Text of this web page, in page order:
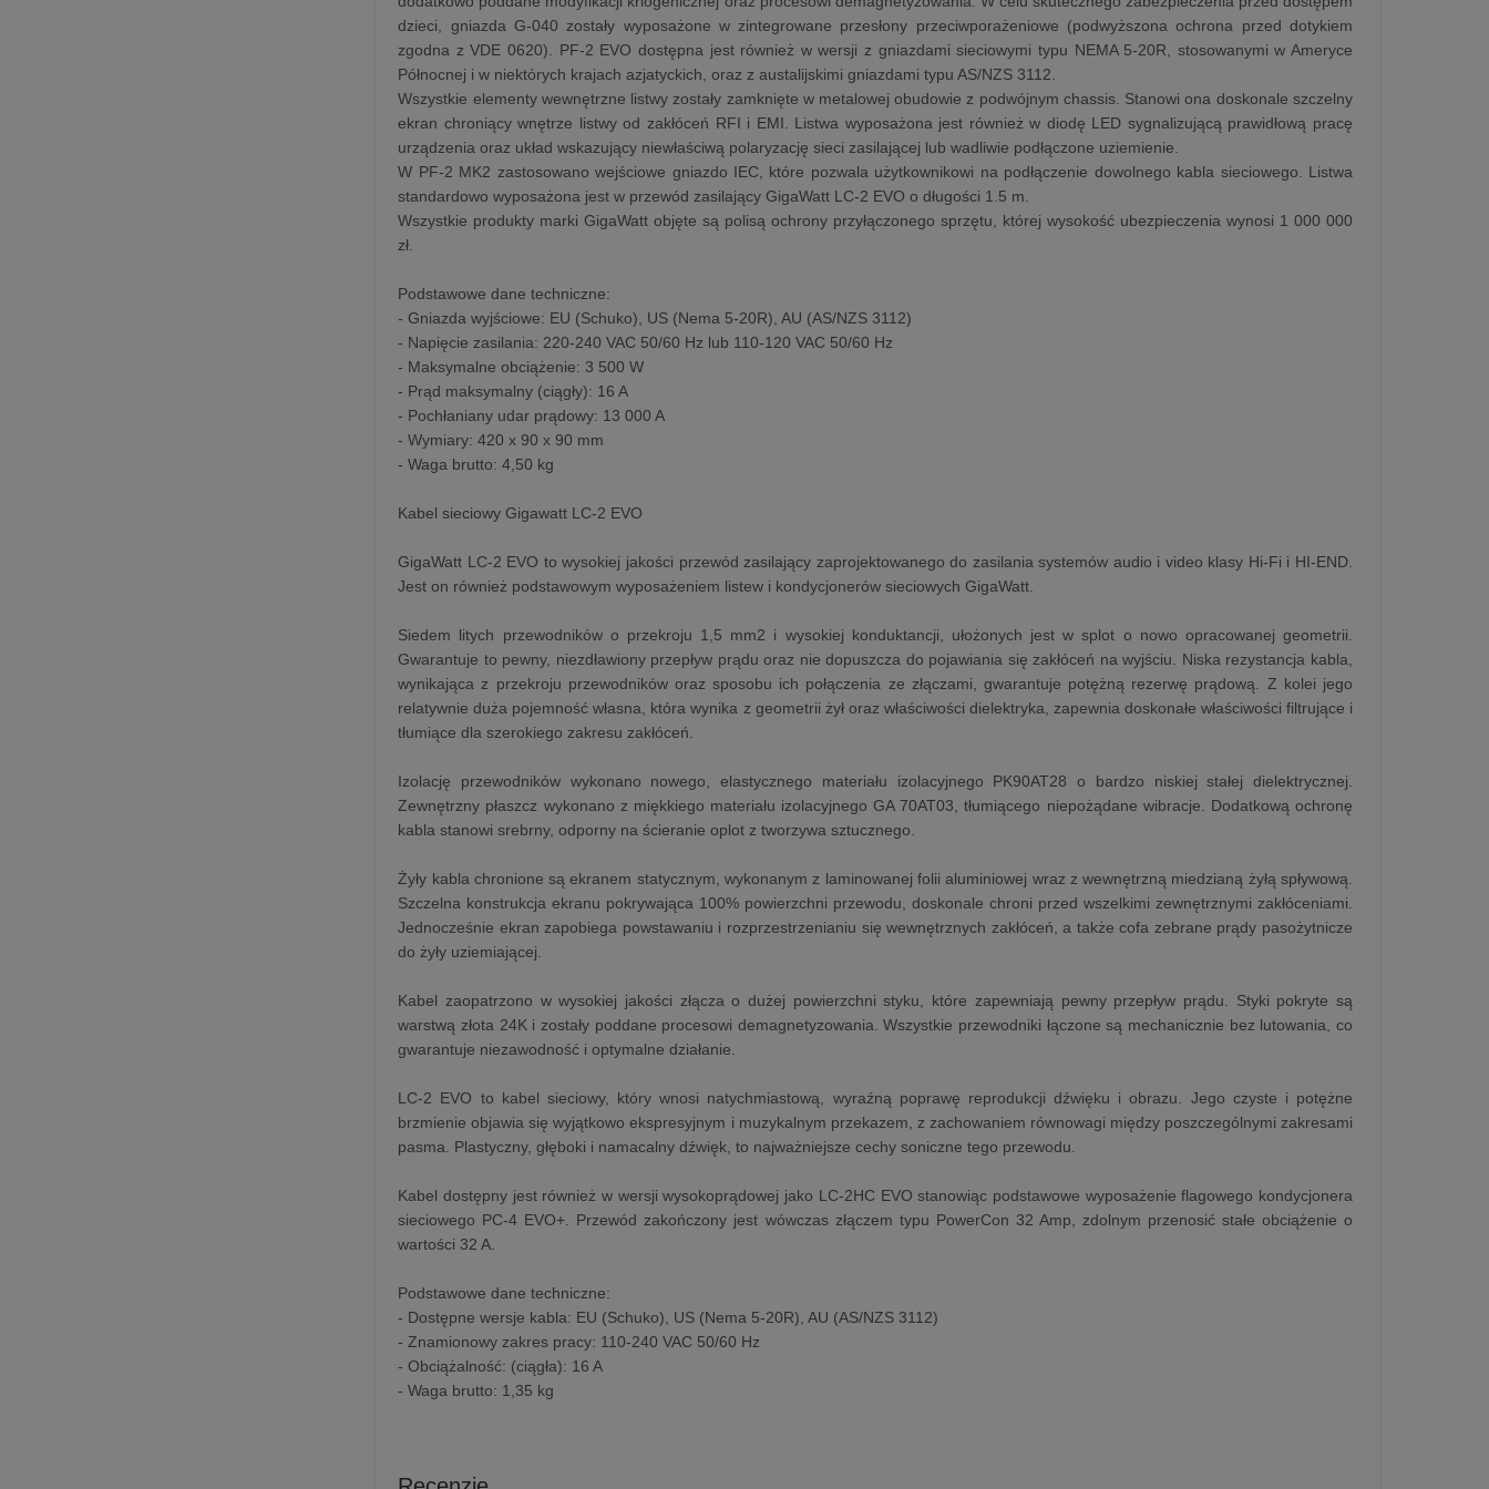
dzieci, gniazda G-040 zostały wyposażone w zintegrowane przesłony przeciwporażeniowe (podwyższona ochrona przed dotykiem
zgodna z VDE 0620). PF-2 EVO dostępna jest również w wersji z gniazdami sieciowymi typu NEMA 5-20R, stosowanymi w Ameryce
Północnej i w niektórych krajach azjatyckich, oraz z austalijskimi gniazdami typu AS/NZS 3112.
Wszystkie elementy wewnętrzne listwy zostały zamknięte w metalowej obudowie z podwójnym chassis. Stanowi ona doskonale szczelny
ekran chroniący wnętrze listwy od zakłóceń RFI i EMI. Listwa wyposażona jest również w diodę LED sygnalizującą prawidłową pracę
urządzenia oraz układ wskazujący niewłaściwą polaryzację sieci zasilającej lub wadliwie podłączone uziemienie.
W PF-2 MK2 zastosowano wejściowe gniazdo IEC, które pozwala użytkownikowi na podłączenie dowolnego kabla sieciowego. Listwa
standardowo wyposażona jest w przewód zasilający GigaWatt LC-2 EVO o długości 1.5 m.
Wszystkie produkty marki GigaWatt objęte są polisą ochrony przyłączonego sprzętu, której wysokość ubezpieczenia wynosi 1 000 000
zł.
Podstawowe dane techniczne:
- Gniazda wyjściowe: EU (Schuko), US (Nema 5-20R), AU (AS/NZS 3112)
- Napięcie zasilania: 220-240 VAC 50/60 Hz lub 110-120 VAC 50/60 Hz
- Maksymalne obciążenie: 3 500 W
- Prąd maksymalny (ciągły): 16 A
- Pochłaniany udar prądowy: 13 000 A
- Wymiary: 420 x 90 x 90 mm
- Waga brutto: 4,50 kg
Kabel sieciowy Gigawatt LC-2 EVO
GigaWatt LC-2 EVO to wysokiej jakości przewód zasilający zaprojektowanego do zasilania systemów audio i video klasy Hi-Fi i HI-END.
Jest on również podstawowym wyposażeniem listew i kondycjonerów sieciowych GigaWatt.
Siedem litych przewodników o przekroju 1,5 mm2 i wysokiej konduktancji, ułożonych jest w splot o nowo opracowanej geometrii.
Gwarantuje to pewny, niezdławiony przepływ prądu oraz nie dopuszcza do pojawiania się zakłóceń na wyjściu. Niska rezystancja kabla,
wynikająca z przekroju przewodników oraz sposobu ich połączenia ze złączami, gwarantuje potężną rezerwę prądową. Z kolei jego
relatywnie duża pojemność własna, która wynika z geometrii żył oraz właściwości dielektryka, zapewnia doskonałe właściwości filtrujące i
tłumiące dla szerokiego zakresu zakłóceń.
Izolację przewodników wykonano nowego, elastycznego materiału izolacyjnego PK90AT28 o bardzo niskiej stałej dielektrycznej.
Zewnętrzny płaszcz wykonano z miękkiego materiału izolacyjnego GA 70AT03, tłumiącego niepożądane wibracje. Dodatkową ochronę
kabla stanowi srebrny, odporny na ścieranie oplot z tworzywa sztucznego.
Żyły kabla chronione są ekranem statycznym, wykonanym z laminowanej folii aluminiowej wraz z wewnętrzną miedzianą żyłą spływową.
Szczelna konstrukcja ekranu pokrywająca 100% powierzchni przewodu, doskonale chroni przed wszelkimi zewnętrznymi zakłóceniami.
Jednocześnie ekran zapobiega powstawaniu i rozprzestrzenianiu się wewnętrznych zakłóceń, a także cofa zebrane prądy pasożytnicze
do żyły uziemiającej.
Kabel zaopatrzono w wysokiej jakości złącza o dużej powierzchni styku, które zapewniają pewny przepływ prądu. Styki pokryte są
warstwą złota 24K i zostały poddane procesowi demagnetyzowania. Wszystkie przewodniki łączone są mechanicznie bez lutowania, co
gwarantuje niezawodność i optymalne działanie.
LC-2 EVO to kabel sieciowy, który wnosi natychmiastową, wyraźną poprawę reprodukcji dźwięku i obrazu. Jego czyste i potężne
brzmienie objawia się wyjątkowo ekspresyjnym i muzykalnym przekazem, z zachowaniem równowagi między poszczególnymi zakresami
pasma. Plastyczny, głęboki i namacalny dźwięk, to najważniejsze cechy soniczne tego przewodu.
Kabel dostępny jest również w wersji wysokoprądowej jako LC-2HC EVO stanowiąc podstawowe wyposażenie flagowego kondycjonera
sieciowego PC-4 EVO+. Przewód zakończony jest wówczas złączem typu PowerCon 32 Amp, zdolnym przenosić stałe obciążenie o
wartości 32 A.
Podstawowe dane techniczne:
- Dostępne wersje kabla: EU (Schuko), US (Nema 5-20R), AU (AS/NZS 3112)
- Znamionowy zakres pracy: 110-240 VAC 50/60 Hz
- Obciążalność: (ciągła): 16 A
- Waga brutto: 1,35 kg